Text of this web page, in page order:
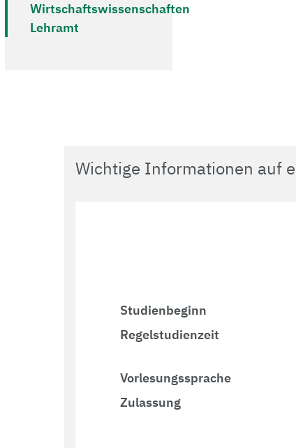
Wirtschaftswissenschaften
Lehramt
Wichtige Informationen auf
Studienbeginn
Regelstudienzeit
Vorlesungssprache
Zulassung